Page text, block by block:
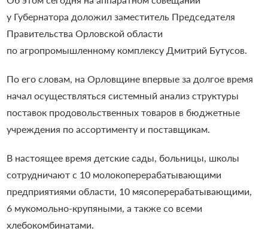
у Губернатора доложил заместитель Председателя
Правительства Орловской области
по агропромышленному комплексу Дмитрий Бутусов.
По его словам, на Орловщине впервые за долгое время
начал осуществляться системный анализ структуры
поставок продовольственных товаров в бюджетные
учреждения по ассортименту и поставщикам.
В настоящее время детские сады, больницы, школы
сотрудничают с 10 молокоперерабатывающими
предприятиями области, 10 мясоперерабатывающими,
6 мукомольно-крупяными, а также со всеми
хлебокомбинатами.